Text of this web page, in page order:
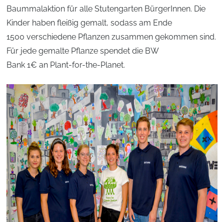
Baummalaktion für alle Stutengarten BürgerInnen. Die
Kinder haben fleißig gemalt, sodass am Ende
1500 verschiedene Pflanzen zusammen gekommen sind.
Für jede gemalte Pflanze spendet die BW
Bank 1€ an Plant-for-the-Planet.